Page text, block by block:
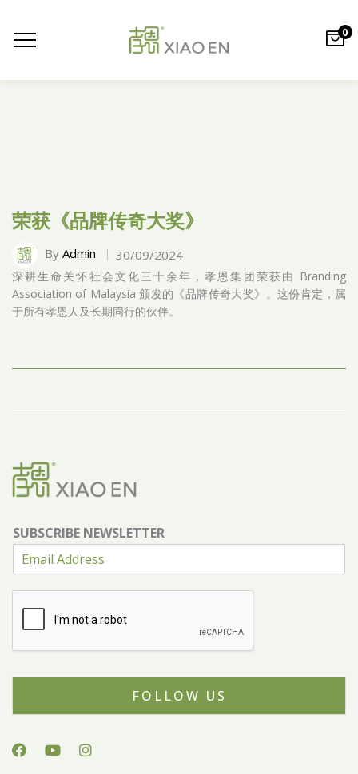
0
荣获《品牌传奇大奖》
By Admin 30/09/2024
深耕生命关怀社会文化三十余年，孝恩集团荣获由 Branding
Association of Malaysia 颁发的《品牌传奇大奖》。这份肯定，属
于所有孝恩人及长期同行的伙伴。
SUBSCRIBE NEWSLETTER
FOLLOW US